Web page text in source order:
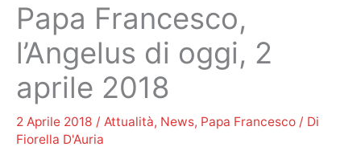
Papa Francesco,
l’Angelus di oggi, 2
aprile 2018
2 Aprile 2018 / Attualità, News, Papa Francesco / Di
Fiorella D'Auria